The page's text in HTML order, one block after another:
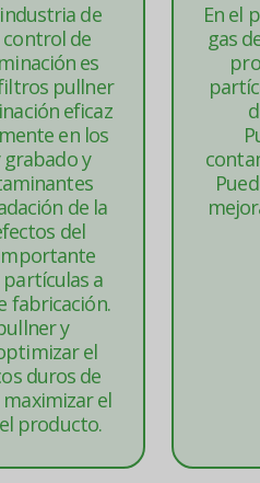
de
control de
es
pullner
eficaz
en los
y
de la
del
a
fabricación.
y
el
duros de
el
producto.
En el
gas